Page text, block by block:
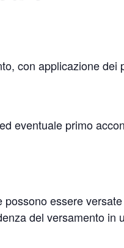
con applicazione
eventuale primo
essere
del versamento in